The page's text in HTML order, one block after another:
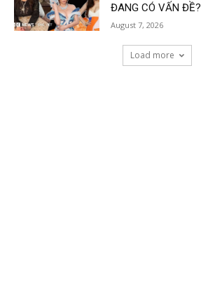
ĐANG CÓ VẤN ĐỀ?
August 7, 2026
Load more